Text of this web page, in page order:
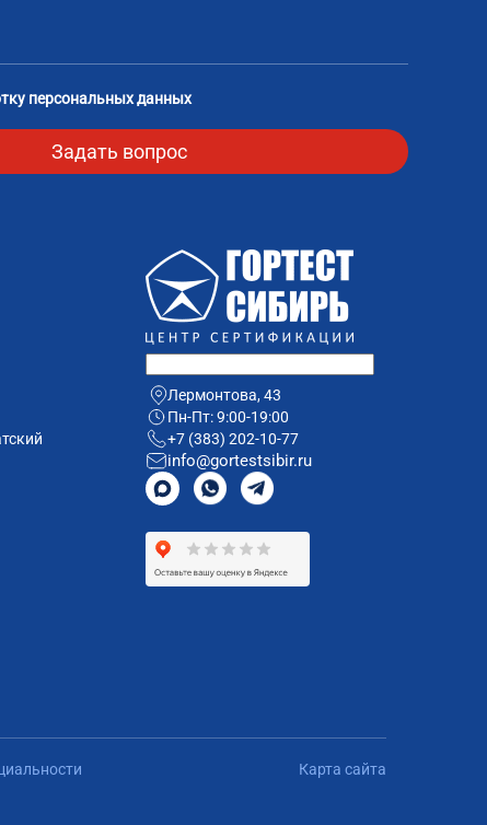
персональных данных
Лермонтова, 43
Пн-Пт: 9:00-19:00
+7 (383) 202-10-77
info@gortestsibir.ru
Карта сайта